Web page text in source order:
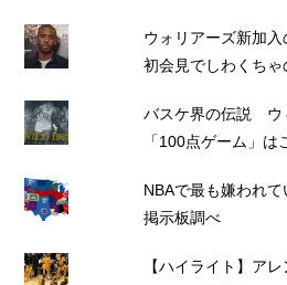
ウォリアーズ新加
初会見でしわくち
バスケ界の伝説 ウ
「100点ゲーム」は
NBAで最も嫌われ
掲示板調べ
【ハイライト】ア